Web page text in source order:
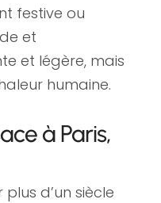
festive ou
et
et légère, mais
humaine.
à Paris,
d’un siècle